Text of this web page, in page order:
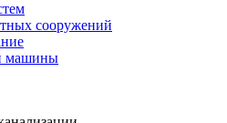
сооружений
машины